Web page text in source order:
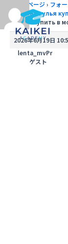
を
トップページ› フォ
барные стулья
стулья купить в
2026年6月19日
lenta_mvPr
ゲスト